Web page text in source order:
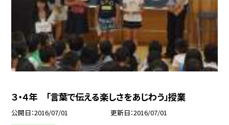
３・４年 「言葉で伝える楽しさをあじわう」授業
公開日 2016/07/01 更新日 2016/07/01